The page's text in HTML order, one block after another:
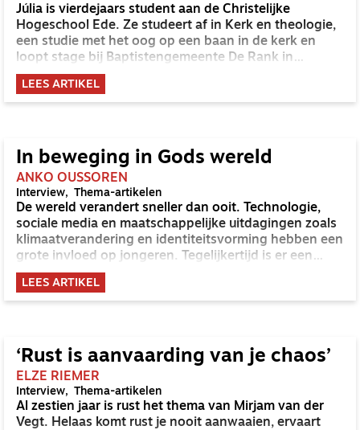
Júlia is vierdejaars student aan de Christelijke
Hogeschool Ede. Ze studeert af in Kerk en theologie,
een studie met het oog op een baan in de kerk en
loopt stage bij Baptistengemeente De Rank in
Utrecht.
LEES ARTIKEL
In beweging in Gods wereld
ANKO OUSSOREN
Interview Thema-artikelen
De wereld verandert sneller dan ooit. Technologie,
sociale media en maatschappelijke uitdagingen zoals
klimaatverandering en identiteitsvorming hebben een
grote invloed op jongeren. Tegelijkertijd is er een
hoopvolle beweging zichtbaar: jongeren zoeken naar
zingeving en God is aan het werk in deze wereld en in
hun levens. Als jeugdleider sta je midden in deze
LEES ARTIKEL
‘Rust is aanvaarding van je chaos’
ELZE RIEMER
Interview Thema-artikelen
Al zestien jaar is rust het thema van Mirjam van der
Vegt. Helaas komt rust je nooit aanwaaien, ervaart